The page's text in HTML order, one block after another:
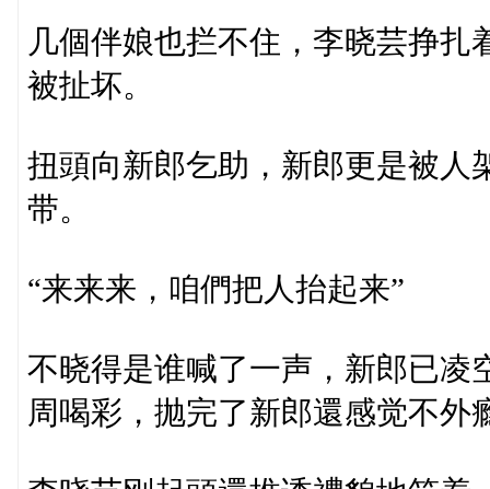
几個伴娘也拦不住，李晓芸挣
被扯坏。
扭頭向新郎乞助，新郎更是被人
带。
“来来来，咱們把人抬起来”
不晓得是谁喊了一声，新郎已凌
周喝彩，抛完了新郎還感觉不外